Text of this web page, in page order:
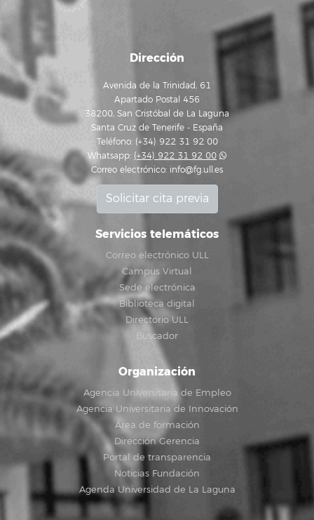
Dirección
Avenida de la Trinidad, 61
Apartado Postal 456
38200, San Cristóbal de La Laguna
Santa Cruz de Tenerife - España
Teléfono: (+34) 922 31 92 00
Whatsapp: (+34) 922 31 92 00
Correo electrónico: info@fg.ull.es
Solicitar cita previa
Servicios telemáticos
Correo electrónico ULL
Campus Virtual
Sede electrónica
Biblioteca digital
Directorio ULL
Buscador
Organización
Agencia Universitaria de Empleo
Agencia Universitaria de Innovación
Área de formación
Dirección Gerencia
Portal de transparencia
Noticias Fundación
Agenda Universidad de La Laguna